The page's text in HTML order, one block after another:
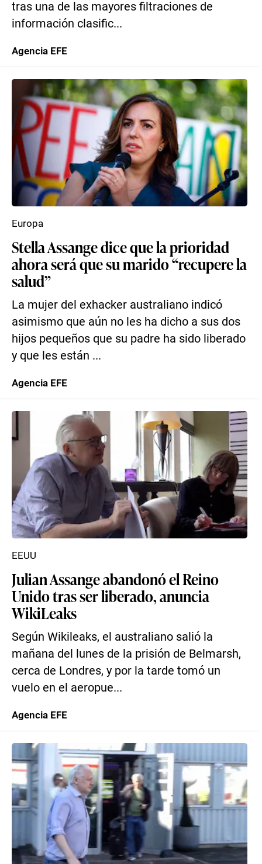
tras una de las mayores filtraciones de
información clasific...
Agencia EFE
Stella Assange dice que la prioridad
ahora será que su marido “recupere la
salud”
La mujer del exhacker australiano indicó
asimismo que aún no les ha dicho a sus dos
hijos pequeños que su padre ha sido liberado
y que les están ...
Europa
Agencia EFE
Julian Assange abandonó el Reino
Unido tras ser liberado, anuncia
WikiLeaks
Según Wikileaks, el australiano salió la
mañana del lunes de la prisión de Belmarsh,
cerca de Londres, y por la tarde tomó un
vuelo en el aeropue...
EEUU
Agencia EFE